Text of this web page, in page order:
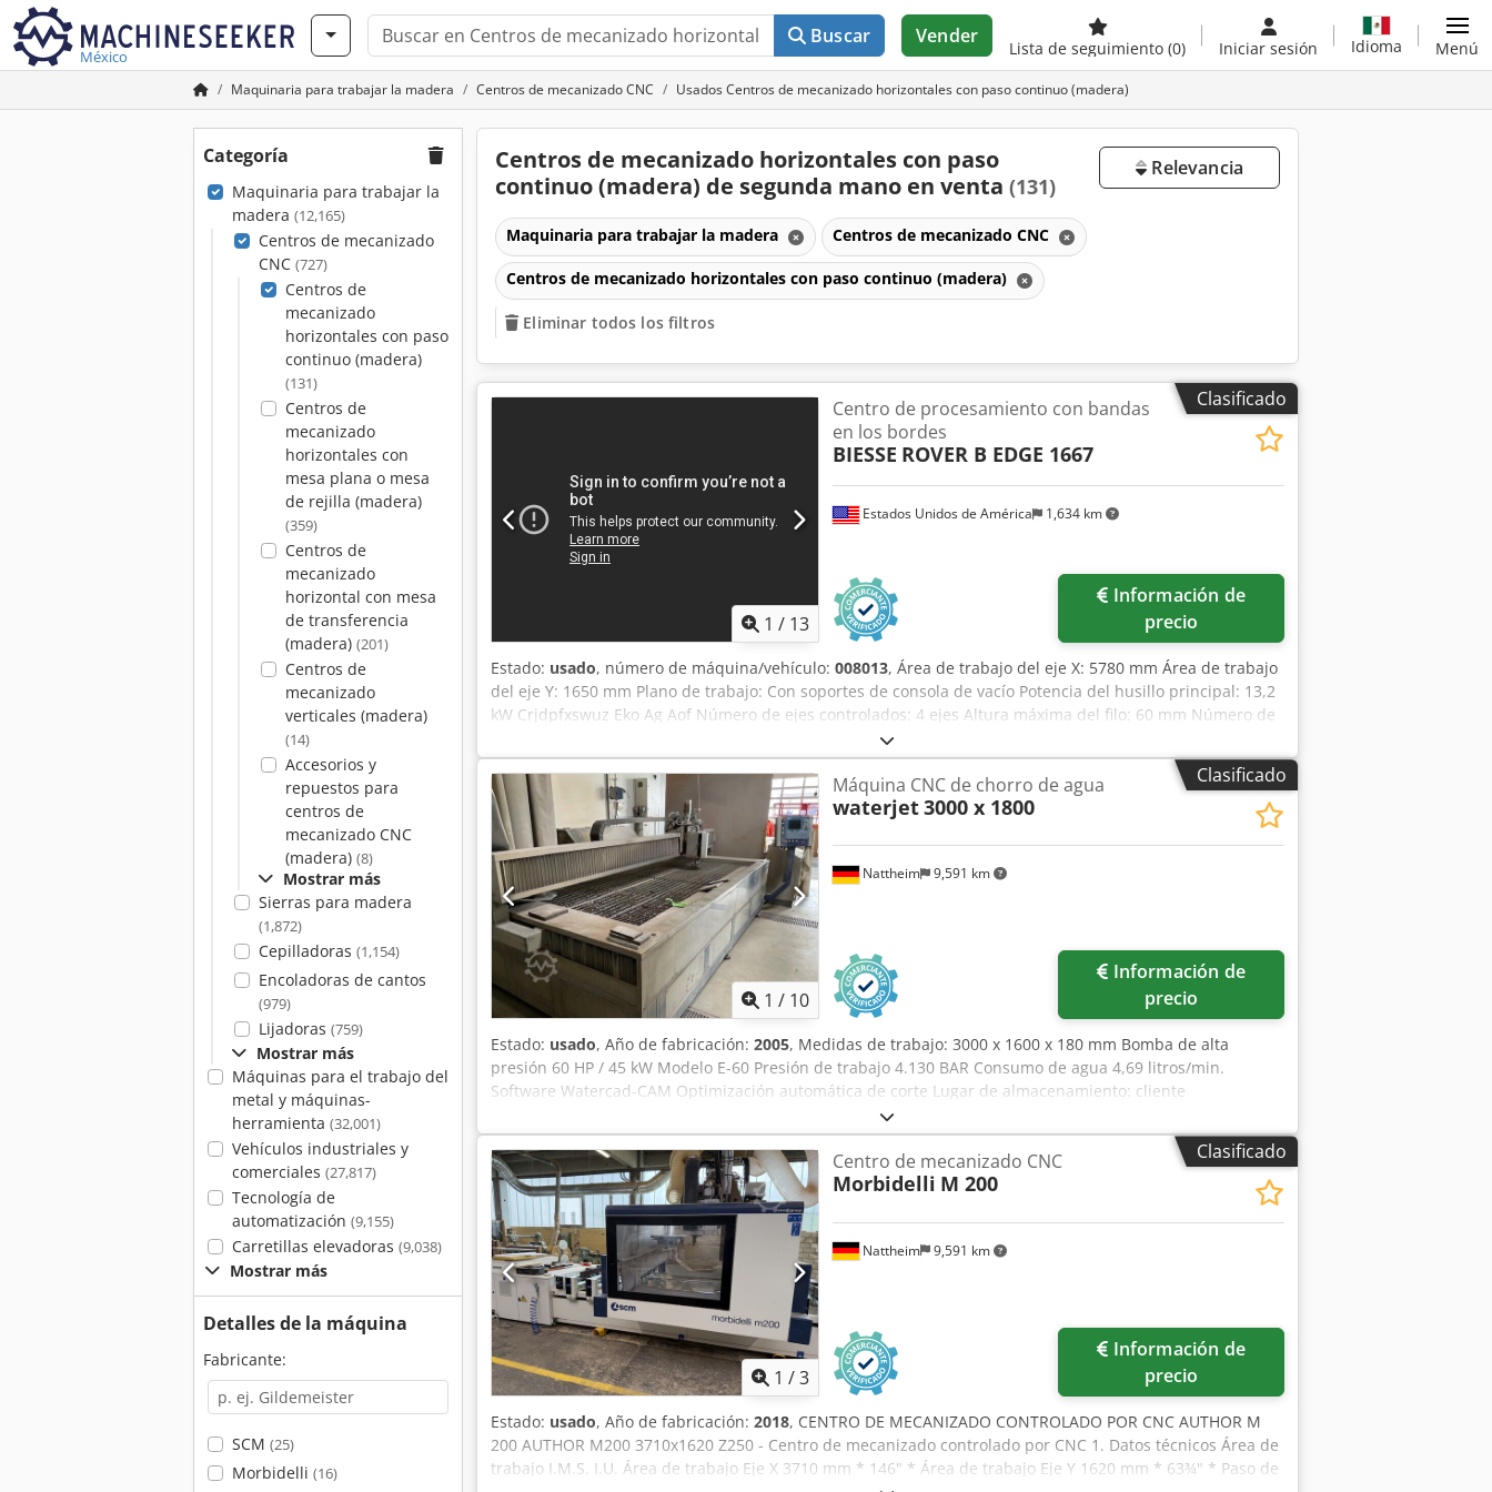
México
Buscar Vender
Lista de seguimiento (0) Iniciar sesión Idioma Menú
Maquinaria para trabajar la madera Centros de mecanizado CNC Usados Centros de mecanizado horizontales con paso continuo (madera)
Categoría
Maquinaria para trabajar la
madera (12,165)
Centros de mecanizado
CNC (727)
Centros de
mecanizado
horizontales con paso
continuo (madera)
(131)
Centros de
mecanizado
horizontales con
mesa plana o mesa
de rejilla (madera)
(359)
Centros de
mecanizado
horizontal con mesa
de transferencia
(madera) (201)
Centros de
mecanizado
verticales (madera)
(14)
Accesorios y
repuestos para
centros de
mecanizado CNC
(madera) (8)
Mostrar más
Sierras para madera
(1,872)
Cepilladoras (1,154)
Encoladoras de cantos
(979)
Lijadoras (759)
Mostrar más
Máquinas para el trabajo del
metal y máquinas-
herramienta (32,001)
Vehículos industriales y
comerciales (27,817)
Tecnología de
automatización (9,155)
Carretillas elevadoras (9,038)
Mostrar más
Detalles de la máquina
Fabricante:
SCM (25)
Morbidelli (16)
Centros de mecanizado horizontales con paso
continuo (madera) de segunda mano en venta (131)
Relevancia
Maquinaria para trabajar la madera Centros de mecanizado CNC
Centros de mecanizado horizontales con paso continuo (madera)
Eliminar todos los filtros
Clasificado
1 / 13
Estados Unidos de América 1,634 km
Centro de procesamiento con bandas
en los bordes
BIESSE ROVER B EDGE 1667
precio
Estado: usado, número de máquina/vehículo: 008013, Área de trabajo del eje X: 5780 mm Área de trabajo
del eje Y: 1650 mm Plano de trabajo: Con soportes de consola de vacío Potencia del husillo principal: 13,2
kW Crjdpfxswuz Eko Ag Aof Número de ejes controlados: 4 ejes Altura máxima del filo: 60 mm Número de
husillos de taladrado: 16 Número de posiciones de herramienta: 16
Clasificado
1 / 10
Nattheim 9,591 km
Máquina CNC de chorro de agua
waterjet3000 x 1800
precio
Estado: usado, Año de fabricación: 2005, Medidas de trabajo: 3000 x 1600 x 180 mm Bomba de alta
presión 60 HP / 45 kW Modelo E-60 Presión de trabajo 4.130 BAR Consumo de agua 4,69 litros/min.
Software Watercad-CAM Optimización automática de corte Lugar de almacenamiento: cliente
Clasificado
1 /3
Nattheim 9,591 km
Centro de mecanizado CNC
Morbidelli M 200
precio
Estado: usado, Año de fabricación: 2018, CENTRO DE MECANIZADO CONTROLADO POR CNC AUTHOR M
200 AUTHOR M200 3710x1620 Z250 - Centro de mecanizado controlado por CNC 1. Datos técnicos Área de
trabajo I.M.S. I.U. Área de trabajo Eje X 3710 mm * 146" * Área de trabajo Eje Y 1620 mm * 63¾" * Paso de